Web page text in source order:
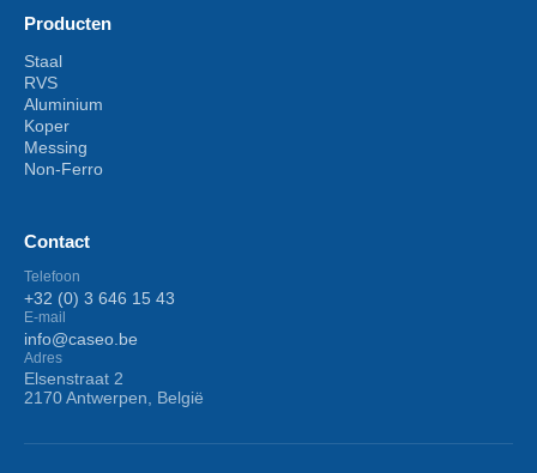
Producten
Staal
RVS
Aluminium
Koper
Messing
Non-Ferro
Contact
Telefoon
+32 (0) 3 646 15 43
E-mail
info@caseo.be
Adres
Elsenstraat 2
2170 Antwerpen, België